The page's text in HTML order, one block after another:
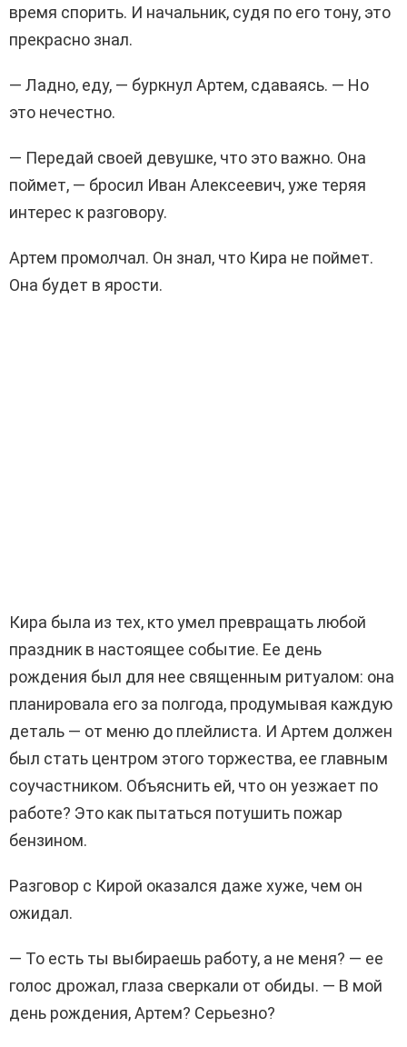
время спорить. И начальник, судя по его тону, это
прекрасно знал.
— Ладно, еду, — буркнул Артем, сдаваясь. — Но
это нечестно.
— Передай своей девушке, что это важно. Она
поймет, — бросил Иван Алексеевич, уже теряя
интерес к разговору.
Артем промолчал. Он знал, что Кира не поймет.
Она будет в ярости.
Кира была из тех, кто умел превращать любой
праздник в настоящее событие. Ее день
рождения был для нее священным ритуалом: она
планировала его за полгода, продумывая каждую
деталь — от меню до плейлиста. И Артем должен
был стать центром этого торжества, ее главным
соучастником. Объяснить ей, что он уезжает по
работе? Это как пытаться потушить пожар
бензином.
Разговор с Кирой оказался даже хуже, чем он
ожидал.
— То есть ты выбираешь работу, а не меня? — ее
голос дрожал, глаза сверкали от обиды. — В мой
день рождения, Артем? Серьезно?